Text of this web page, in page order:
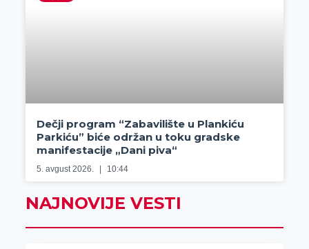
Dečji program “Zabavilište u Plankiću
Parkiću” biće održan u toku gradske
manifestacije „Dani piva“
5. avgust 2026. 10:44
NAJNOVIJE VESTI